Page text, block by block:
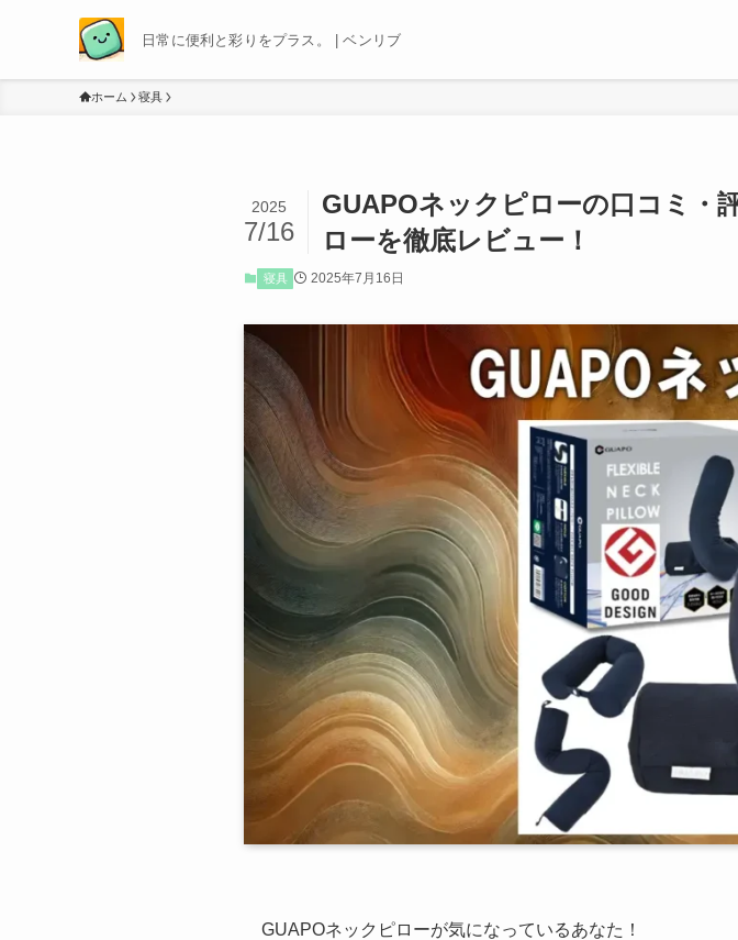
日常に便利と彩りをプラス。 | ベンリブ
ホーム 寝具
GUAPOネックピローの口コミ・
ローを徹底レビュー！
2025
7/16
寝具 2025年7月16日
GUAPOネックピローが気になっているあなた！